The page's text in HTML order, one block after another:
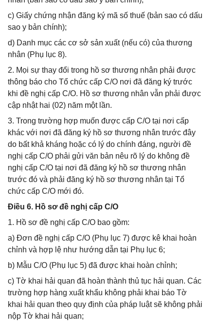
c) Giấy chứng nhận đăng ký mã số thuế (bản sao có dấu
sao y bản chính);
d) Danh mục các cơ sở sản xuất (nếu có) của thương
nhân (Phụ lục 8).
2. Mọi sự thay đổi trong hồ sơ thương nhân phải được
thông báo cho Tổ chức cấp C/O nơi đã đăng ký trước
khi đề nghị cấp C/O. Hồ sơ thương nhân vẫn phải được
cập nhật hai (02) năm một lần.
3. Trong trường hợp muốn được cấp C/O tại nơi cấp
khác với nơi đã đăng ký hồ sơ thương nhân trước đây
do bất khả kháng hoặc có lý do chính đáng, người đề
nghị cấp C/O phải gửi văn bản nêu rõ lý do không đề
nghị cấp C/O tại nơi đã đăng ký hồ sơ thương nhân
trước đó và phải đăng ký hồ sơ thương nhân tại Tổ
chức cấp C/O mới đó.
Điều 6. Hồ sơ đề nghị cấp C/O
1. Hồ sơ đề nghị cấp C/O bao gồm:
a) Đơn đề nghị cấp C/O (Phụ lục 7) được kê khai hoàn
chỉnh và hợp lệ như hướng dẫn tại Phụ lục 6;
b) Mẫu C/O (Phụ lục 5) đã được khai hoàn chỉnh;
c) Tờ khai hải quan đã hoàn thành thủ tục hải quan. Các
trường hợp hàng xuất khẩu không phải khai báo Tờ
khai hải quan theo quy định của pháp luật sẽ không phải
nộp Tờ khai hải quan;